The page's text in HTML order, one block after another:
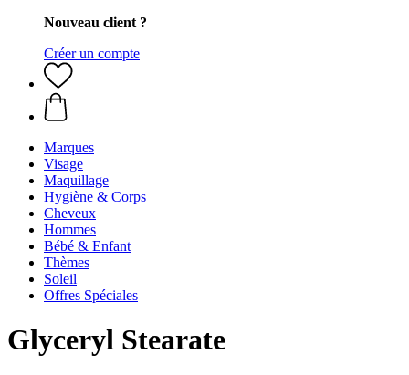
Nouveau client ?
Créer un compte
Marques
Visage
Maquillage
Hygiène & Corps
Cheveux
Hommes
Bébé & Enfant
Thèmes
Soleil
Offres Spéciales
Glyceryl Stearate